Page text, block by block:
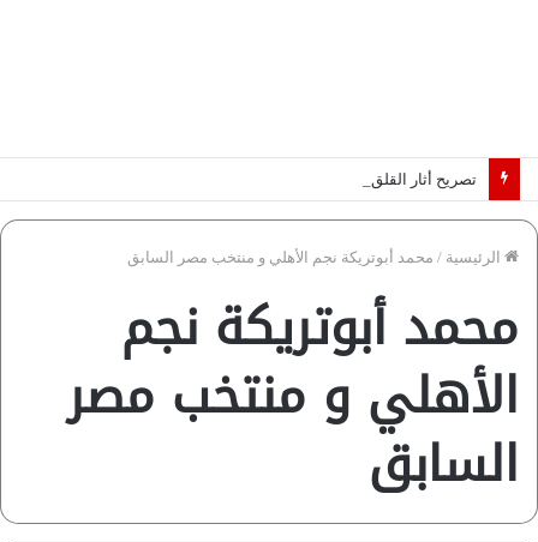
الرئيسية / محمد أبوتريكة نجم الأهلي و منتخب مصر السابق
محمد أبوتريكة نجم
الأهلي و منتخب مصر
السابق